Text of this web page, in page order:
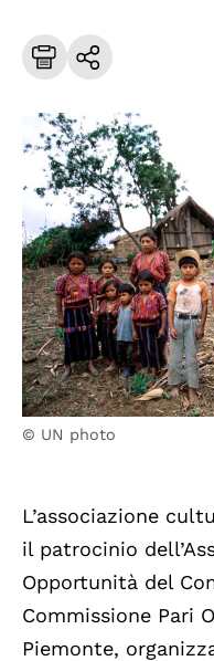
© UN photo
L’associazione
il patrocinio
Opportunità del
Commissione Pari
Piemonte,